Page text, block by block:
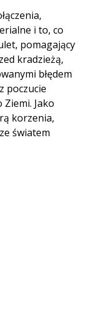
i to, co
pomagający
kradzieżą,
błędem
poczucie
Jako
korzenia,
światem